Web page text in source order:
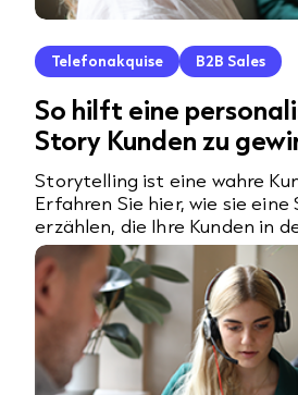
Telefonakquise B2B Sales
So hilft eine
Story Kunden zu
Storytelling ist eine wahre
Erfahren Sie hier, wie sie eine
erzählen, die Ihre Kunden in